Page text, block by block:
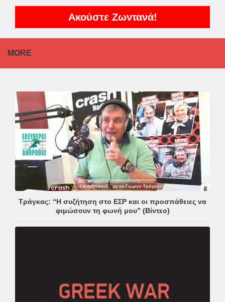
Ακούστε Ζωντανά!
MORE
Τράγκας: “Η συζήτηση στο ΕΣΡ και οι προσπάθειες να
φιμώσουν τη φωνή μου” (Βίντεο)